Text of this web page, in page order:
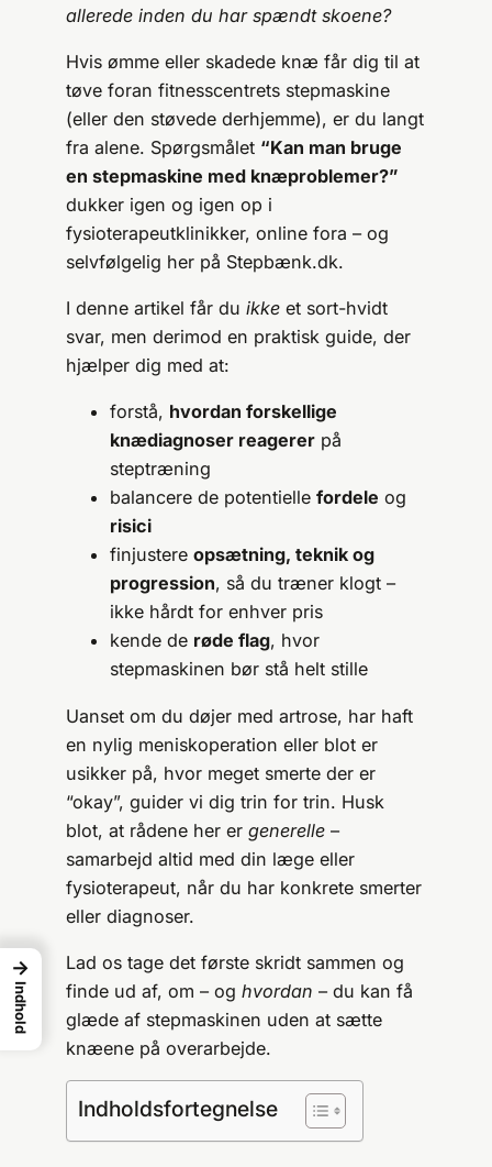
allerede inden du har spændt skoene?
Hvis ømme eller skadede knæ får dig til at
tøve foran fitnesscentrets stepmaskine
(eller den støvede derhjemme), er du langt
fra alene. Spørgsmålet “Kan man bruge
en stepmaskine med knæproblemer?”
dukker igen og igen op i
fysioterapeutklinikker, online fora – og
selvfølgelig her på Stepbænk.dk.
I denne artikel får du ikke et sort-hvidt
svar, men derimod en praktisk guide, der
hjælper dig med at:
forstå, hvordan forskellige
knædiagnoser reagerer på
steptræning
balancere de potentielle fordele og
risici
finjustere opsætning, teknik og
progression, så du træner klogt –
ikke hårdt for enhver pris
kende de røde flag, hvor
stepmaskinen bør stå helt stille
Uanset om du døjer med artrose, har haft
en nylig meniskoperation eller blot er
usikker på, hvor meget smerte der er
“okay”, guider vi dig trin for trin. Husk
blot, at rådene her er generelle –
samarbejd altid med din læge eller
fysioterapeut, når du har konkrete smerter
eller diagnoser.
Lad os tage det første skridt sammen og
finde ud af, om – og hvordan – du kan få
glæde af stepmaskinen uden at sætte
knæene på overarbejde.
Indholdsfortegnelse
→
Indhold